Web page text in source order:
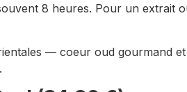
8 heures. Pour un
— coeur oud gourmand